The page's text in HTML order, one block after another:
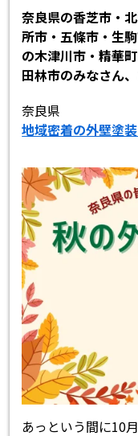
よくあるご質問
雨漏りについて
ヨネヤがお客様から選ばれる
理由
見積もりシミュレーション
奈良県の香芝市・
所市・五條市・生
の木津川市・精華町
田林市のみなさん
奈良県
地域密着の外壁塗
あっという間に10